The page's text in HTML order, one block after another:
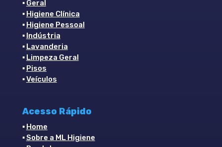
▪ Geral
▪ Higiene Clínica
▪ Higiene Pessoal
▪ Indústria
▪ Lavanderia
▪ Limpeza Geral
▪ Pisos
▪Veículos
Acesso Rápido
▪ Home
▪Sobre a ML Higiene